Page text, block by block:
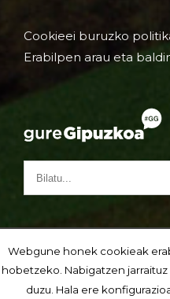
Cookieei buruzko
Erabilpen arau eta
Webgune honek cookieak
hobetzeko. Nabigatzen
duzu. Hala ere